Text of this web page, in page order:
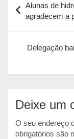
de
Post
Alunas de
agradecem a
Delegação
Deixe um
O seu endereço
obrigatórios são